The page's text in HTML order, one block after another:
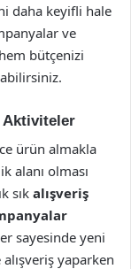
daha keyifli hale
ve
bütçenizi
Aktiviteler
ürün almakla
alanı olması
sık alışveriş
sayesinde yeni
yaparken